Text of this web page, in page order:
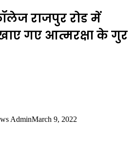
राजपुर रोड में
गए आत्मरक्षा के गुर
AdminMarch 9, 2022